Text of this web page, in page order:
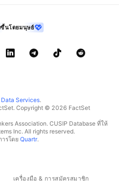
ขึ้นโดยมนุษย์
Data Services.
Copyright © 2026 FactSet
Association. CUSIP Database ที่ให้
Inc. All rights reserved.
ารโดย Quartr.
เครื่องมือ & การสมัครสมาชิก